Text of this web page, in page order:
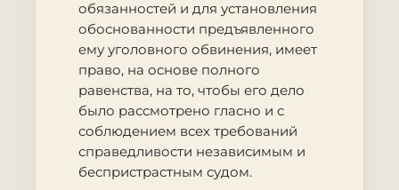
обязанностей и для установления
обоснованности предъявленного
ему уголовного обвинения, имеет
право, на основе полного
равенства, на то, чтобы его дело
было рассмотрено гласно и с
соблюдением всех требований
справедливости независимым и
беспристрастным судом.